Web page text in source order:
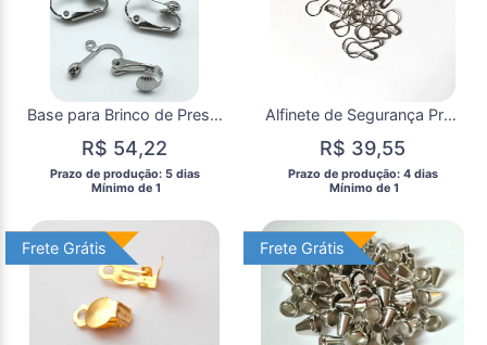
Base para Brinco de Pressão ( 5 Pares ) Prateado
R$ 54,22
Prazo de produção: 5 dias
  Mínimo de 1
Alfinete de Segurança Prateado com 100 Unidades
R$ 39,55
Prazo de produção: 4 dias
  Mínimo de 1
Frete Grátis
Frete Grátis Frete Grátis
Frete Grátis